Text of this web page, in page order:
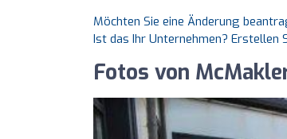
Möchten Sie eine Änderung
Ist das Ihr Unternehmen?
Fotos von